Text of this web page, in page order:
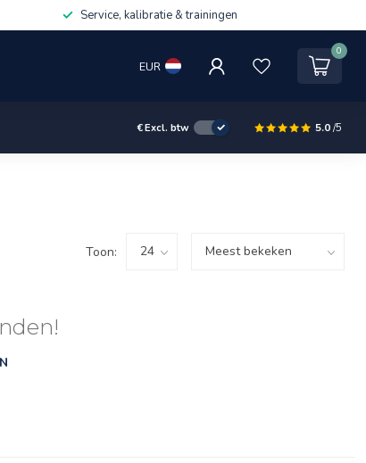
Service, kalibratie & trainingen
EUR
0
€Excl. btw 5.0/5
Toon: